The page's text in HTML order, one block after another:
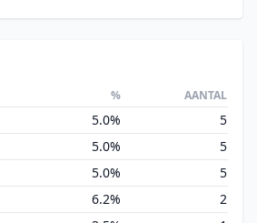
% AANTAL
5.0%
5
5.0%
5
5.0%
5
6.2%
2